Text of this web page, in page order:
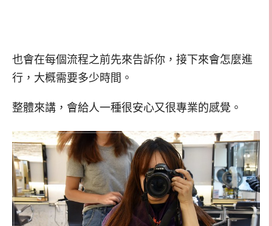
也會在每個流程之前先來告訴你，接下來會怎麼進
行，大概需要多少時間。
整體來講，會給人一種很安心又很專業的感覺。